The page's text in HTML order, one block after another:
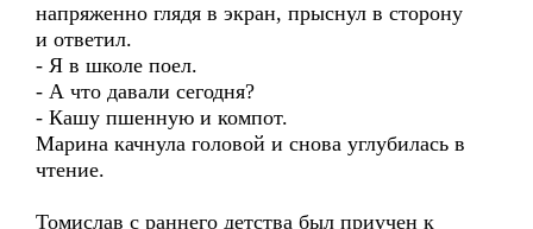
напряженно глядя в экран, прыснул в сторону
и ответил.
- Я в школе поел.
- А что давали сегодня?
- Кашу пшенную и компот.
Марина качнула головой и снова углубилась в
чтение.
Томислав с раннего детства был приучен к